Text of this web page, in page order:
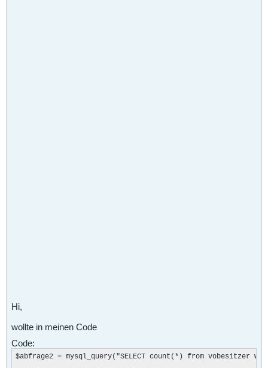
Hi,
wollte in meinen Code
Code:
$abfrage2 = mysql_query("SELECT count(*) from